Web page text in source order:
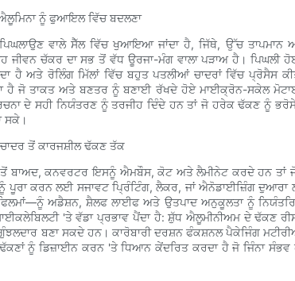
ਨੂੰ ਫੁਆਇਲ ਵਿੱਚ ਬਦਲਣਾ
ਵਾਲੇ ਸੈੱਲ ਵਿੱਚ ਖੁਆਇਆ ਜਾਂਦਾ ਹੈ, ਜਿੱਥੇ, ਉੱਚ
ਜੀਵਨ ਚੱਕਰ ਦਾ ਸਭ ਤੋਂ ਵੱਧ ਊਰਜਾ-ਮੰਗ ਵਾਲਾ ਪੜਾਅ ਹੈ। ਪਿਘਲੀ
ਹੈ ਅਤੇ ਰੋਲਿੰਗ ਮਿੱਲਾਂ ਵਿੱਚ ਬਹੁਤ ਪਤਲੀਆਂ ਚਾਦਰਾਂ ਵਿੱਚ ਪ੍ਰੋਸੈਸ
ਹੈ ਜੋ ਤਾਕਤ ਅਤੇ ਬਣਤਰ ਨੂੰ ਬਣਾਈ ਰੱਖਦੇ ਹੋਏ ਮਾਈਕ੍ਰੋਨ-ਸਕੇਲ
ਦੇ ਸਹੀ ਨਿਯੰਤਰਣ ਨੂੰ ਤਰਜੀਹ ਦਿੰਦੇ ਹਨ ਤਾਂ ਜੋ ਹਰੇਕ ਢੱਕਣ ਨੂੰ
ਸਕੇ।
ਤੋਂ ਕਾਰਜਸ਼ੀਲ ਢੱਕਣ ਤੱਕ
ਬਾਅਦ, ਕਨਵਰਟਰ ਇਸਨੂੰ ਐਮਬੌਸ, ਕੋਟ ਅਤੇ ਲੈਮੀਨੇਟ ਕਰਦੇ ਹਨ
ਪੂਰਾ ਕਰਨ ਲਈ ਸਜਾਵਟ ਪ੍ਰਿੰਟਿੰਗ, ਲੈਕਰ, ਜਾਂ ਐਨੋਡਾਈਜ਼ਿੰਗ ਦੁਆਰਾ
ਅਡੈਸ਼ਨ, ਸ਼ੈਲਫ ਲਾਈਫ ਅਤੇ ਉਤਪਾਦ ਅਨੁਕੂਲਤਾ ਨੂੰ
'ਤੇ ਵੱਡਾ ਪ੍ਰਭਾਵ ਪੈਂਦਾ ਹੈ: ਸ਼ੁੱਧ ਐਲੂਮੀਨੀਅਮ ਦੇ
ਬਣਾ ਸਕਦੇ ਹਨ। ਕਾਰੋਬਾਰੀ ਦਰਸ਼ਨ ਫੰਕਸ਼ਨਲ ਪੈਕੇਜਿੰਗ
ਢੱਕਣਾਂ ਨੂੰ ਡਿਜ਼ਾਈਨ ਕਰਨ 'ਤੇ ਧਿਆਨ ਕੇਂਦਰਿਤ ਕਰਦਾ ਹੈ ਜੋ ਜਿੰਨਾ